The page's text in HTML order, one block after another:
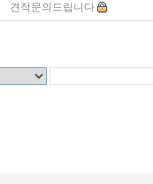
견적문의드립니다